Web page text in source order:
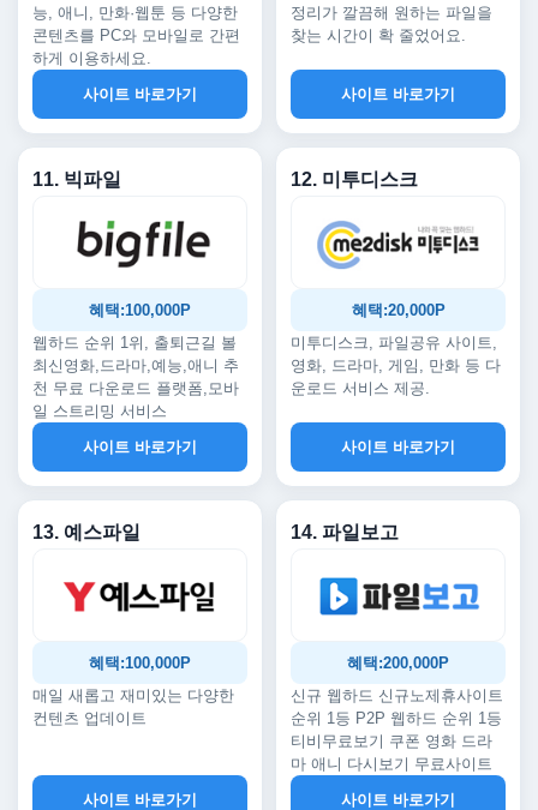
능, 애니, 만화·웹툰 등 다양한
콘텐츠를 PC와 모바일로 간편
하게 이용하세요.
사이트 바로가기
정리가 깔끔해 원하는 파일을
찾는 시간이 확 줄었어요.
사이트 바로가기
11. 빅파일
혜택:100,000P
웹하드 순위 1위, 출퇴근길 볼
최신영화,드라마,예능,애니 추
천 무료 다운로드 플랫폼,모바
일 스트리밍 서비스
사이트 바로가기
12. 미투디스크
혜택:20,000P
미투디스크, 파일공유 사이트,
영화, 드라마, 게임, 만화 등 다
운로드 서비스 제공.
사이트 바로가기
13. 예스파일
혜택:100,000P
매일 새롭고 재미있는 다양한
컨텐츠 업데이트
사이트 바로가기
14. 파일보고
혜택:200,000P
신규 웹하드 신규노제휴사이트
순위 1등 P2P 웹하드 순위 1등
티비무료보기 쿠폰 영화 드라
마 애니 다시보기 무료사이트
사이트 바로가기